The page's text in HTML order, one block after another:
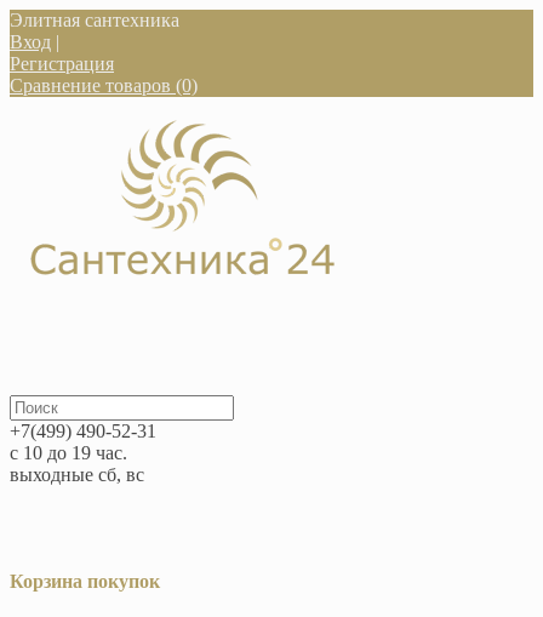
Элитная сантехника
Вход |
Регистрация
Сравнение товаров (0)
+7(499) 490-52-31
с 10 до 19 час.
выходные сб, вс
Корзина покупок